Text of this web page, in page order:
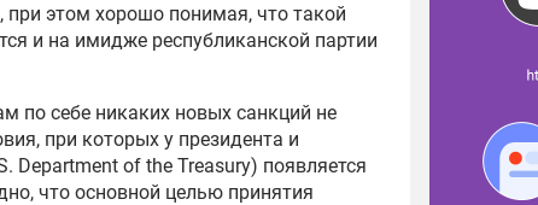
при этом хорошо понимая, что такой
и на имидже республиканской партии
по себе никаких новых санкций не
при которых у президента и
Department of the Treasury) появляется
что основной целью принятия